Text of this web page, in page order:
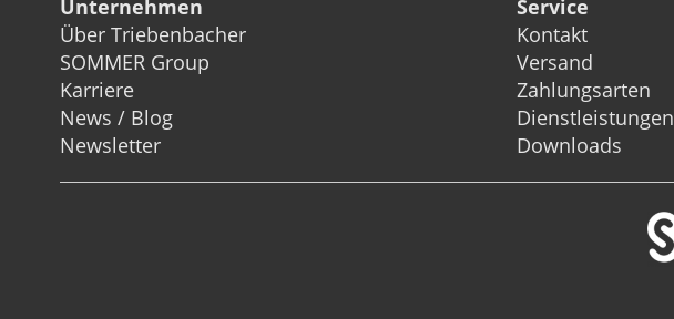
Unternehmen
Über Triebenbacher
SOMMER Group
Karriere
News / Blog
Newsletter
Service
Kontakt
Versand
Zahlungsarten
Dienstleistungen
Downloads